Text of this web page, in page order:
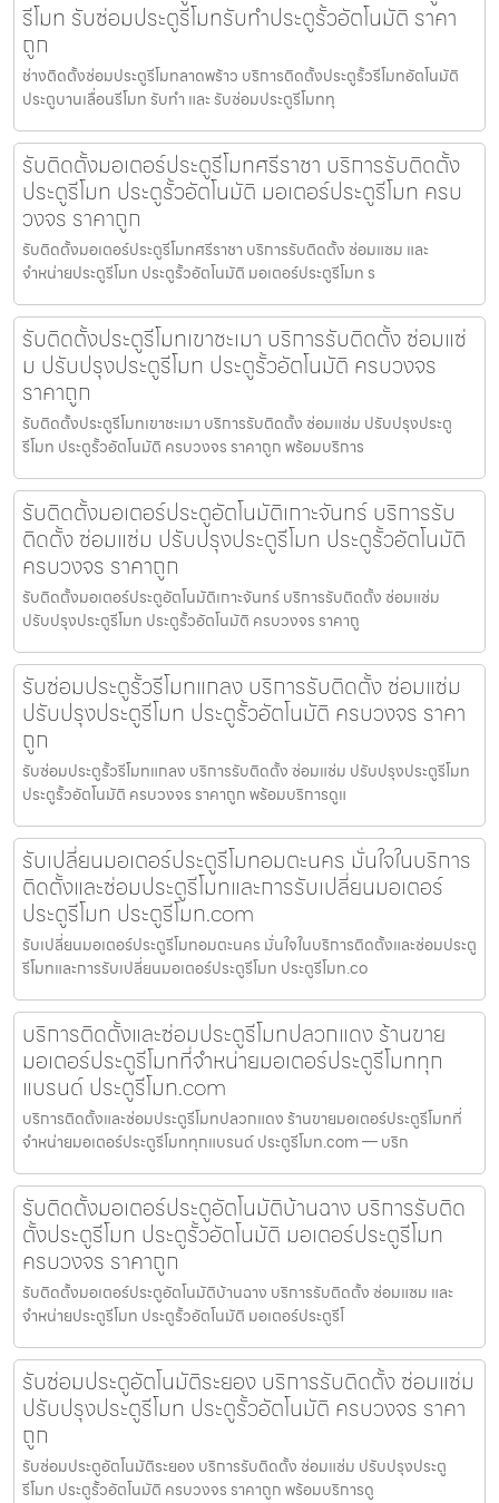
รีโมท รับซ่อมประตูรีโมทรับทำประตูรั้วอัตโนมัติ ราคา
ถูก
ช่างติดตั้งซ่อมประตูรีโมทลาดพร้าว บริการติดตั้งประตูรั้วรีโมทอัตโนมัติ
ประตูบานเลื่อนรีโมท รับทำ และ รับซ่อมประตูรีโมททุ
รับติดตั้งมอเตอร์ประตูรีโมทศรีราชา บริการรับติดตั้ง
ประตูรีโมท ประตูรั้วอัตโนมัติ มอเตอร์ประตูรีโมท ครบ
วงจร ราคาถูก
รับติดตั้งมอเตอร์ประตูรีโมทศรีราชา บริการรับติดตั้ง ซ่อมแซม และ
จำหน่ายประตูรีโมท ประตูรั้วอัตโนมัติ มอเตอร์ประตูรีโมท ร
รับติดตั้งประตูรีโมทเขาชะเมา บริการรับติดตั้ง ซ่อมแซ่
ม ปรับปรุงประตูรีโมท ประตูรั้วอัตโนมัติ ครบวงจร
ราคาถูก
รับติดตั้งประตูรีโมทเขาชะเมา บริการรับติดตั้ง ซ่อมแซ่ม ปรับปรุงประตู
รีโมท ประตูรั้วอัตโนมัติ ครบวงจร ราคาถูก พร้อมบริการ
รับติดตั้งมอเตอร์ประตูอัตโนมัติเกาะจันทร์ บริการรับ
ติดตั้ง ซ่อมแซ่ม ปรับปรุงประตูรีโมท ประตูรั้วอัตโนมัติ
ครบวงจร ราคาถูก
รับติดตั้งมอเตอร์ประตูอัตโนมัติเกาะจันทร์ บริการรับติดตั้ง ซ่อมแซ่ม
ปรับปรุงประตูรีโมท ประตูรั้วอัตโนมัติ ครบวงจร ราคาถู
รับซ่อมประตูรั้วรีโมทแกลง บริการรับติดตั้ง ซ่อมแซ่ม
ปรับปรุงประตูรีโมท ประตูรั้วอัตโนมัติ ครบวงจร ราคา
ถูก
รับซ่อมประตูรั้วรีโมทแกลง บริการรับติดตั้ง ซ่อมแซ่ม ปรับปรุงประตูรีโมท
ประตูรั้วอัตโนมัติ ครบวงจร ราคาถูก พร้อมบริการดูแ
รับเปลี่ยนมอเตอร์ประตูรีโมทอมตะนคร มั่นใจในบริการ
ติดตั้งและซ่อมประตูรีโมทและการรับเปลี่ยนมอเตอร์
ประตูรีโมท ประตูรีโมท.com
รับเปลี่ยนมอเตอร์ประตูรีโมทอมตะนคร มั่นใจในบริการติดตั้งและซ่อมประตู
รีโมทและการรับเปลี่ยนมอเตอร์ประตูรีโมท ประตูรีโมท.co
บริการติดตั้งและซ่อมประตูรีโมทปลวกแดง ร้านขาย
มอเตอร์ประตูรีโมทที่จำหน่ายมอเตอร์ประตูรีโมททุก
แบรนด์ ประตูรีโมท.com
บริการติดตั้งและซ่อมประตูรีโมทปลวกแดง ร้านขายมอเตอร์ประตูรีโมทที่
จำหน่ายมอเตอร์ประตูรีโมททุกแบรนด์ ประตูรีโมท.com — บริก
รับติดตั้งมอเตอร์ประตูอัตโนมัติบ้านฉาง บริการรับติด
ตั้งประตูรีโมท ประตูรั้วอัตโนมัติ มอเตอร์ประตูรีโมท
ครบวงจร ราคาถูก
รับติดตั้งมอเตอร์ประตูอัตโนมัติบ้านฉาง บริการรับติดตั้ง ซ่อมแซม และ
จำหน่ายประตูรีโมท ประตูรั้วอัตโนมัติ มอเตอร์ประตูรีโ
รับซ่อมประตูอัตโนมัติระยอง บริการรับติดตั้ง ซ่อมแซ่ม
ปรับปรุงประตูรีโมท ประตูรั้วอัตโนมัติ ครบวงจร ราคา
ถูก
รับซ่อมประตูอัตโนมัติระยอง บริการรับติดตั้ง ซ่อมแซ่ม ปรับปรุงประตู
รีโมท ประตูรั้วอัตโนมัติ ครบวงจร ราคาถูก พร้อมบริการดู